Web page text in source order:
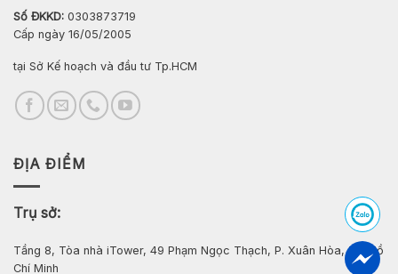
Số ĐKKD: 0303873719
Cấp ngày 16/05/2005
tại Sở Kế hoạch và đầu tư Tp.HCM
ĐỊA ĐIỂM
Trụ sở:
Tầng 8, Tòa nhà iTower, 49 Phạm Ngọc Thạch, P. Xuân Hòa, Tp. Hồ
Chí Minh